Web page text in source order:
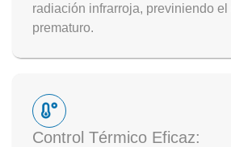
radiación infrarroja, previniendo
prematuro.
Control Térmico Eficaz: